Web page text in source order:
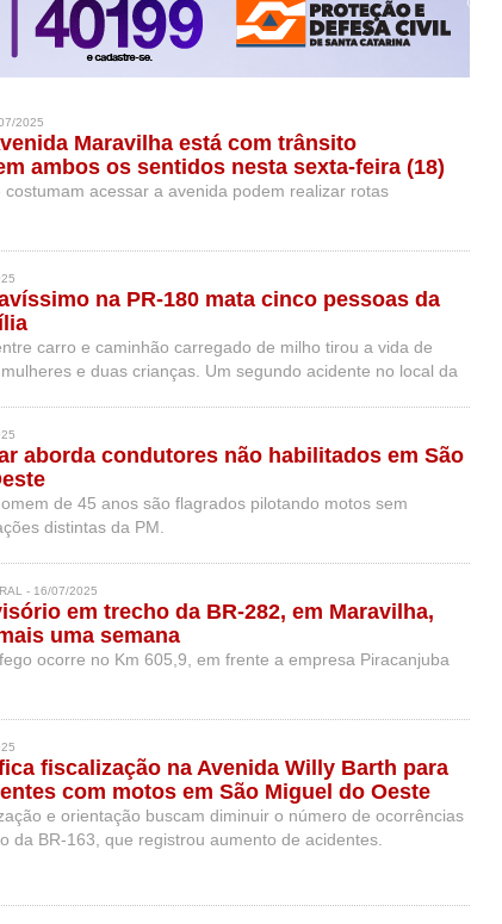
2025
Maravilha está com trânsito
ambos os sentidos nesta sexta-feira (18)
costumam acessar a avenida podem realizar rotas
na PR-180 mata cinco pessoas da
carro e caminhão carregado de milho tirou a vida de
e duas crianças. Um segundo acidente no local da
aborda condutores não habilitados em São
de 45 anos são flagrados pilotando motos sem
distintas da PM.
- 16/07/2025
em trecho da BR-282, em Maravilha,
uma semana
ocorre no Km 605,9, em frente a empresa Piracanjuba
fiscalização na Avenida Willy Barth para
com motos em São Miguel do Oeste
e orientação buscam diminuir o número de ocorrências
da BR-163, que registrou aumento de acidentes.